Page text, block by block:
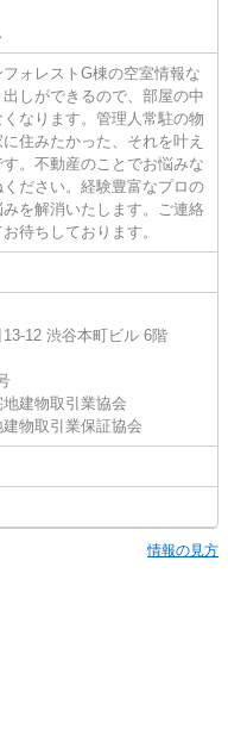
ォレストG棟の空室情報な
しができるので、部屋の中
なります。管理人常駐の物
住みたかった、それを叶え
。不動産のことでお悩みな
ださい。経験豊富なプロの
を解消いたします。ご連絡
待ちしております。
12 渋谷本町ビル 6階
建物取引業協会
物取引業保証協会
情報の見方